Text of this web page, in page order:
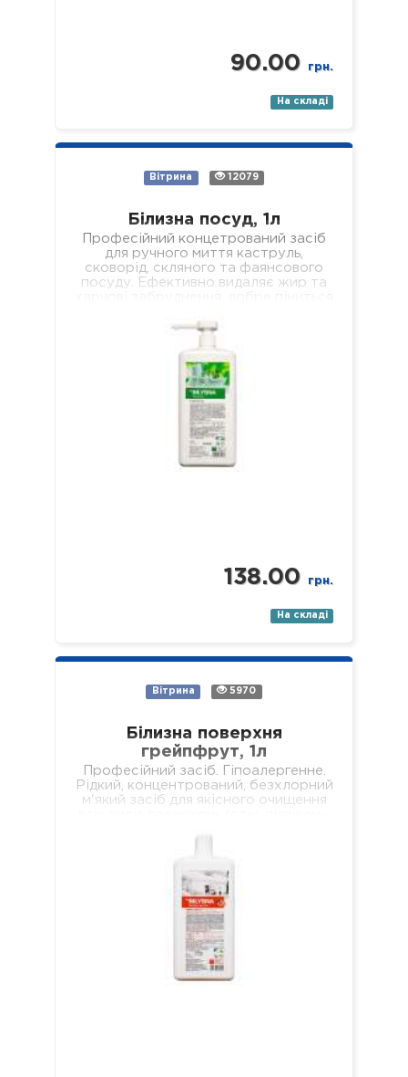
90.00 грн.
На складі
Вітрина 12079
Білизна посуд, 1л
Професійний концетрований засіб
для ручного миття каструль,
сковорід, скляного та фаянсового
посуду. Ефективно видаляє жир та
мильної…
138.00 грн.
На складі
Вітрина 5970
Білизна поверхня
грейпфрут, 1л
Професійний засіб. Гіпоалергенне.
Рідкий, концентрований, безхлорний
м'який засіб для якісного очищення